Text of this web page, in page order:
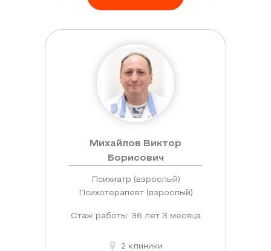
Михайлов Виктор
Борисович
Психиатр (взрослый)
Психотерапевт (взрослый)
Стаж работы: 36 лет 3 месяца
2 клиники